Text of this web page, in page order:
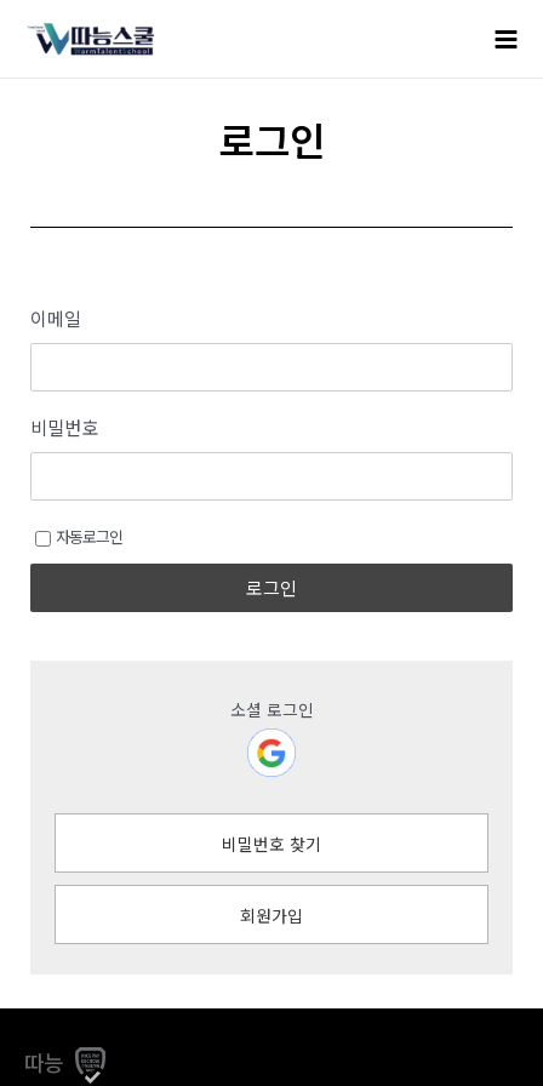
로그인
이메일
비밀번호
자동로그인
로그인
소셜 로그인
비밀번호 찾기
회원가입
따능